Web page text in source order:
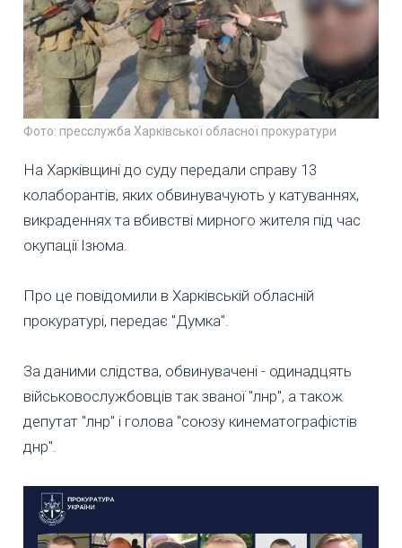
Фото: пресслужба Харківської обласної прокуратури
На Харківщині до суду передали справу 13
колаборантів, яких обвинувачують у катуваннях,
викраденнях та вбивстві мирного жителя під час
окупації Ізюма.
Про це повідомили в Харківській обласній
прокуратурі, передає "Думка".
За даними слідства, обвинувачені - одинадцять
військовослужбовців так званої "лнр", а також
депутат "лнр" і голова "союзу кинематографістів
днр".